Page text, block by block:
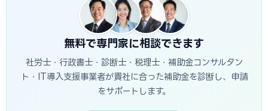
無料で専門家に相談できます
社労士・行政書士・診断士・税理士・補助金コンサルタン
ト・IT導入支援事業者が貴社に合った補助金を診断し、申請
をサポートします。